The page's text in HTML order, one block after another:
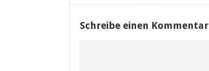
Schreibe einen Kommentar